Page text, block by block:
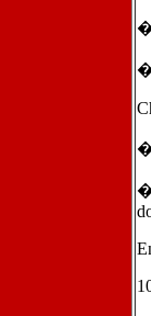
�
�
�
�